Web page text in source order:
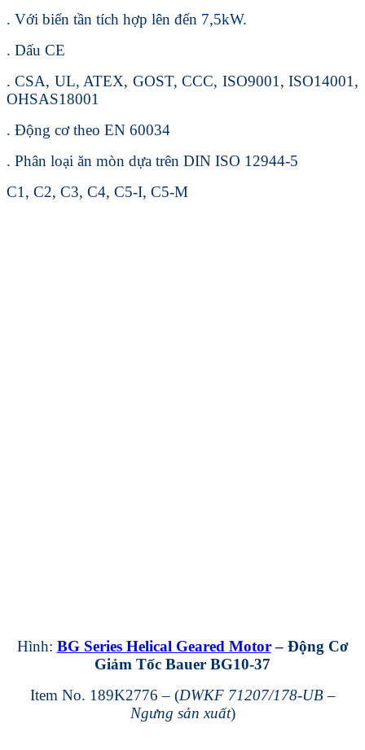
. Với biến tần tích hợp lên đến 7,5kW.
. Dấu CE
. CSA, UL, ATEX, GOST, CCC, ISO9001, ISO14001,
OHSAS18001
. Động cơ theo EN 60034
. Phân loại ăn mòn dựa trên DIN ISO 12944-5
C1, C2, C3, C4, C5-I, C5-M
Hình: BG Series Helical Geared Motor– Động Cơ
Giảm Tốc Bauer BG10-37
Item No. 189K2776 – (DWKF 71207/178-UB –
Ngưng sản xuất)